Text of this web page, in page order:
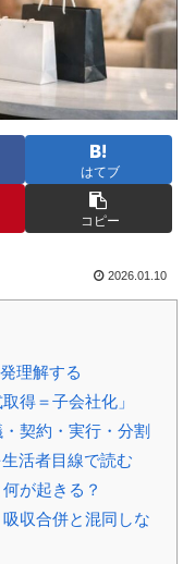
はてブ
コピー
2026.01.10
理解する
得＝子会社化」
契約・実行・分割
活者目線で読む
が起きる？
収合併と混同しな